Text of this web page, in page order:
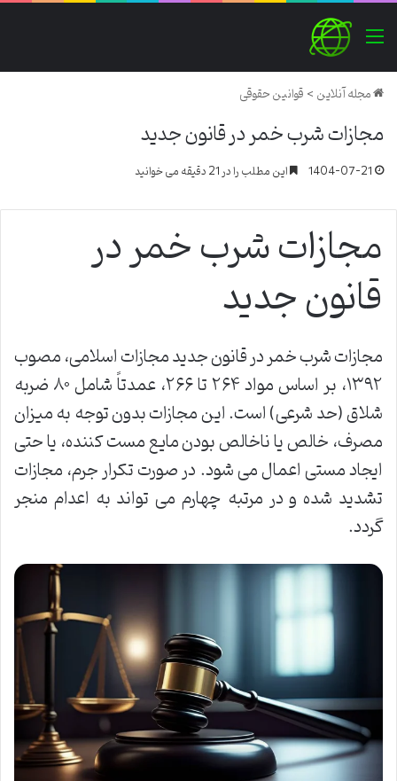
منو
مجله آنلاین>قوانین حقوقی
مجازات شرب خمر در قانون جدید
1404-07-21 این مطلب را در 21 دقیقه می خوانید
مجازات شرب خمر در
قانون جدید
مجازات شرب خمر در قانون جدید مجازات اسلامی، مصوب
۱۳۹۲، بر اساس مواد ۲۶۴ تا ۲۶۶، عمدتاً شامل ۸۰ ضربه
شلاق (حد شرعی) است. این مجازات بدون توجه به میزان
مصرف، خالص یا ناخالص بودن مایع مست کننده، یا حتی
ایجاد مستی اعمال می شود. در صورت تکرار جرم، مجازات
تشدید شده و در مرتبه چهارم می تواند به اعدام منجر
گردد.